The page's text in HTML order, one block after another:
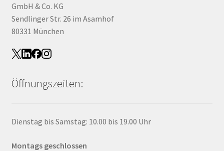
GmbH & Co. KG
Sendlinger Str. 26 im Asamhof
80331 München
Öffnungszeiten:
Dienstag bis Samstag: 10.00 bis 19.00 Uhr
Montags geschlossen